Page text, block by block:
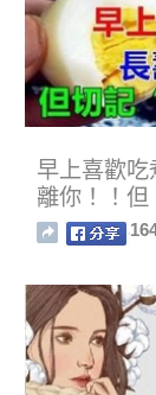
早上喜歡吃
離你！！